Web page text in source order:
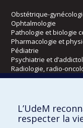
Obstétrique-
Ophtalmologie
Pathologie et biologie
Pharmacologie et
Pédiatrie
Psychiatrie et
Radiologie, radio-
Écoles
Kinésiologie et des
Orthophonie et
L’UdeM
respecter la